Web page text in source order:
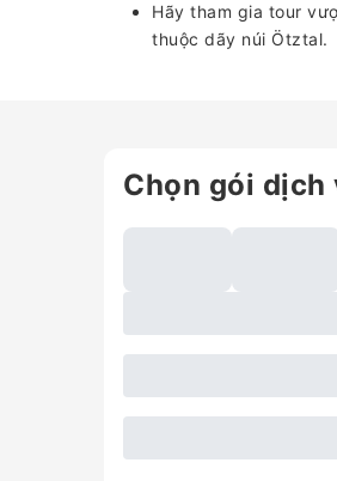
Hãy tham gia tour
thuộc dãy núi Ötztal.
Chọn gói dịch